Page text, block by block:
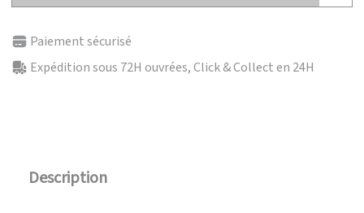
Paiement sécurisé
Expédition sous 72H ouvrées, Click & Collect en 24H
Description